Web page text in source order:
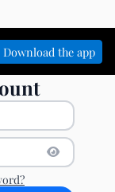
Download the app
Show
Hide